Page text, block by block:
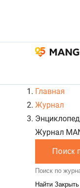
Главная
Журнал
Журнал
Поиск
Закрыть